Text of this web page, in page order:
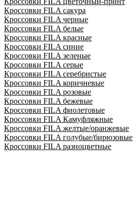
Кроссовки FILA сакура
Кроссовки FILA черные
Кроссовки FILA белые
Кроссовки FILA красные
Кроссовки FILA синие
Кроссовки FILA зеленые
Кроссовки FILA серые
Кроссовки FILA серебристые
Кроссовки FILA коричневые
Кроссовки FILA розовые
Кроссовки FILA бежевые
Кроссовки FILA фиолетовые
Кроссовки FILA Камуфляжные
Кроссовки FILA желтые/оранжевые
Кроссовки FILA голубые/бирюзовые
Кроссовки FILA разноцветные